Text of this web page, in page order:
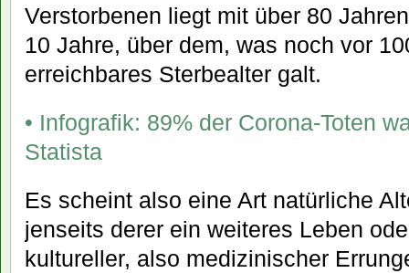
Verstorbenen liegt mit über 80
10 Jahre, über dem, was noch vor
erreichbares Sterbealter galt.
• Infografik: 89% der Corona-Toten
Statista
Es scheint also eine Art natürliche
jenseits derer ein weiteres Leben
kultureller, also medizinischer